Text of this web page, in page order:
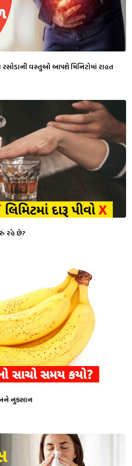
રસોડાની વસ્તુઓ આપશે મિનિટોમાં રાહત
રહે છે?
અને નુકસાન